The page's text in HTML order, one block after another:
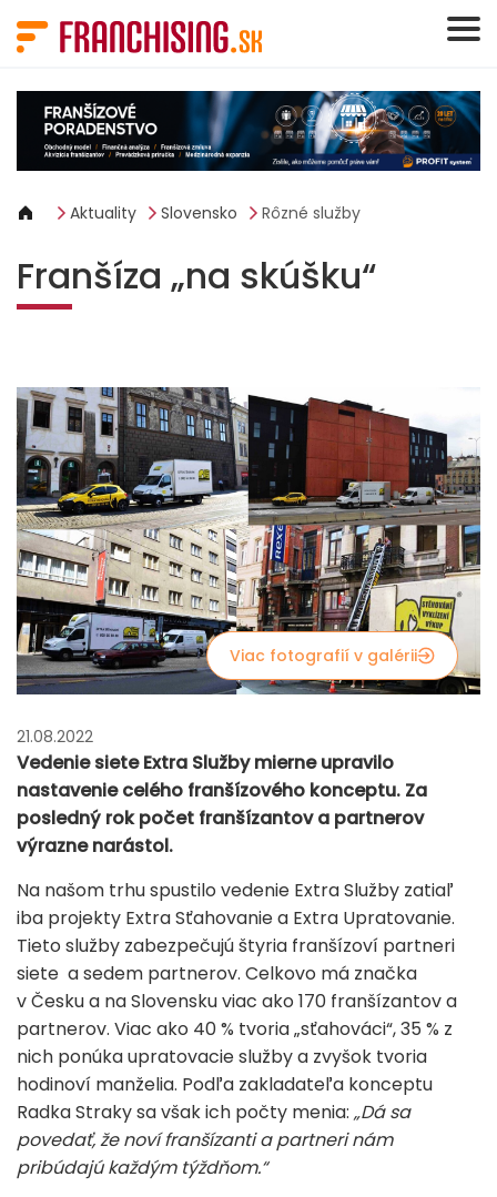
Aktuality Slovensko Rôzné služby
Franšíza „na skúšku“
Viac fotografií v galérii
21.08.2022
Vedenie siete Extra Služby mierne upravilo
nastavenie celého franšízového konceptu. Za
posledný rok počet franšízantov a partnerov
výrazne narástol.
Na našom trhu spustilo vedenie Extra Služby zatiaľ
iba projekty Extra Sťahovanie a Extra Upratovanie.
Tieto služby zabezpečujú štyria franšízoví partneri
siete a sedem partnerov. Celkovo má značka
v Česku a na Slovensku viac ako 170 franšízantov a
partnerov. Viac ako 40 % tvoria „sťahováci“, 35 % z
nich ponúka upratovacie služby a zvyšok tvoria
hodinoví manželia. Podľa zakladateľa konceptu
Radka Straky sa však ich počty menia: „Dá sa
povedať, že noví franšízanti a partneri nám
pribúdajú každým týždňom.“